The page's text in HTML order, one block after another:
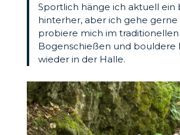
Sportlich hänge ich aktuell ein
hinterher, aber ich gehe gerne
probiere mich im traditionellen
Bogenschießen und bouldere
wieder in der Halle.